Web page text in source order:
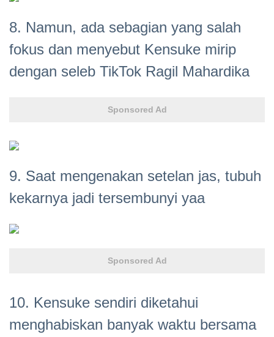
8. Namun, ada sebagian yang salah
fokus dan menyebut Kensuke mirip
dengan seleb TikTok Ragil Mahardika
Sponsored Ad
9. Saat mengenakan setelan jas, tubuh
kekarnya jadi tersembunyi yaa
Sponsored Ad
10. Kensuke sendiri diketahui
menghabiskan banyak waktu bersama